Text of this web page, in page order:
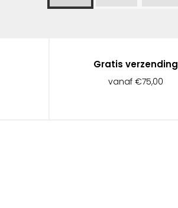
Gratis verzending
vanaf €75,00